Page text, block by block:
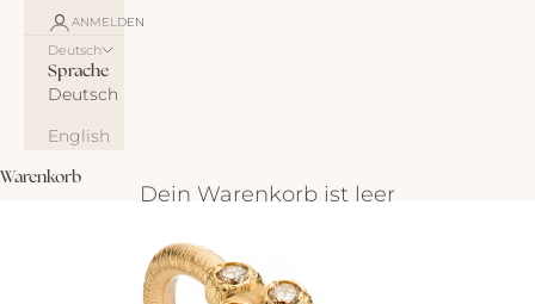
ANMELDEN
Deutsch
Sprache
Deutsch
English
Warenkorb
Dein Warenkorb ist leer